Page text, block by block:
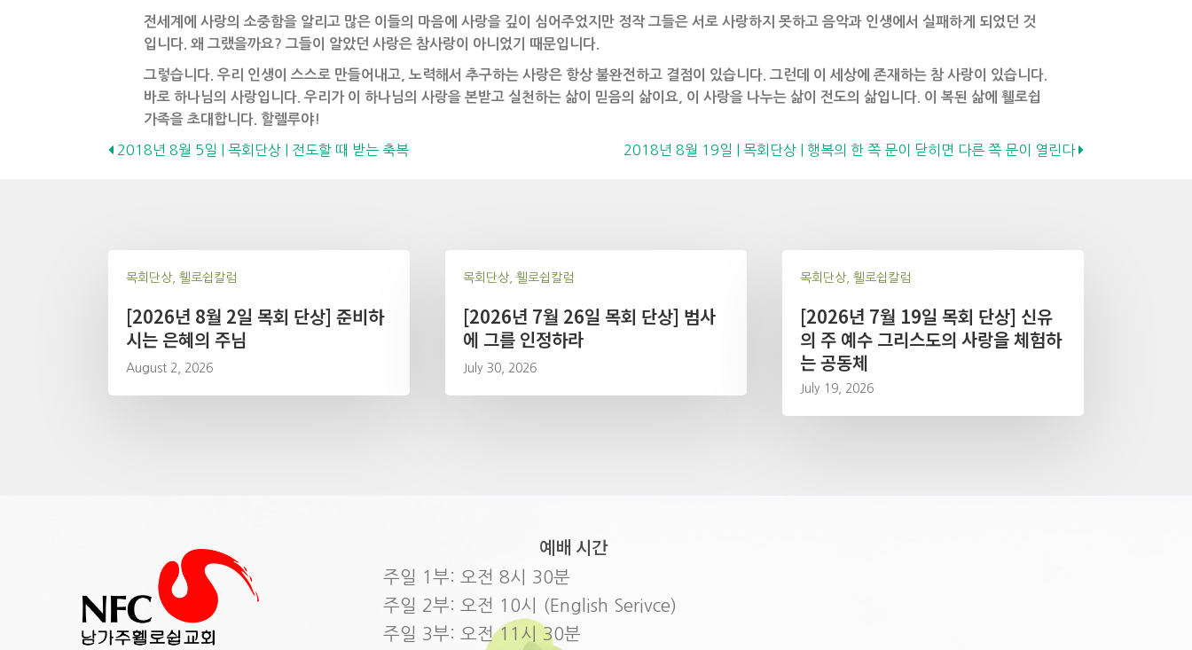
전세계에 사랑의 소중함을 알리고 많은 이들의 마음에 사랑을 깊이 심어주었지만 정작 그들은 서로 사랑하지 못하고 음악과 인생에서 실패하게 되었던 것
입니다. 왜 그랬을까요? 그들이 알았던 사랑은 참사랑이 아니었기 때문입니다.
그렇습니다. 우리 인생이 스스로 만들어내고, 노력해서 추구하는 사랑은 항상 불완전하고 결점이 있습니다. 그런데 이 세상에 존재하는 참 사랑이 있습니다.
바로 하나님의 사랑입니다. 우리가 이 하나님의 사랑을 본받고 실천하는 삶이 믿음의 삶이요, 이 사랑을 나누는 삶이 전도의 삶입니다. 이 복된 삶에 휄로쉽
가족을 초대합니다. 할렐루야!
Posts
2018년 8월 5일 | 목회단상 | 전도할 때 받는 축복 2018년 8월 19일 | 목회단상 | 행복의 한 쪽 문이 닫히면 다른 쪽 문이 열린다
목회단상, 휄로쉽칼럼
[2026년 8월 2일 목회 단상] 준비하
시는 은혜의 주님
August 2, 2026
목회단상, 휄로쉽칼럼
[2026년 7월 26일 목회 단상] 범사
에 그를 인정하라
July 30, 2026
목회단상, 휄로쉽칼럼
[2026년 7월 19일 목회 단상] 신유
의 주 예수 그리스도의 사랑을 체험하
는 공동체
July 19, 2026
예배 시간
주일 1부: 오전 8시 30분
주일 2부: 오전 10시 (English Serivce)
주일 3부: 오전 11시 30분